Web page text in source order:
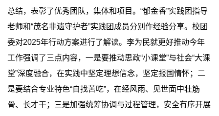
总结，表彰了优秀团队，集体和项目。“郁金香”实践团指导
老师和“茂名非遗守护者”实践团成员分别作经验分享。校团
委对2025年行动方案进行了解读。李为民就更好推动今年
工作强调了三点内容，一是要推动思政“小课堂”与社会“大课
堂”深度融合，在实践中坚定理想信念，坚定报国情怀；二
是要结合专业特色“自找苦吃”，在经风雨、见世面中壮筋
骨、长才干；三是加强统筹协调与过程管理，安全有序开展